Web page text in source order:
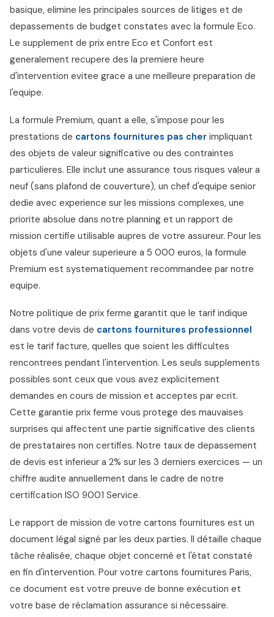
basique, elimine les principales sources de litiges et de
depassements de budget constates avec la formule Eco.
Le supplement de prix entre Eco et Confort est
generalement recupere des la premiere heure
d'intervention evitee grace a une meilleure preparation de
l'equipe.
La formule Premium, quant a elle, s'impose pour les
prestations de cartons fournitures pas cher impliquant
des objets de valeur significative ou des contraintes
particulieres. Elle inclut une assurance tous risques valeur a
neuf (sans plafond de couverture), un chef d'equipe senior
dedie avec experience sur les missions complexes, une
priorite absolue dans notre planning et un rapport de
mission certifie utilisable aupres de votre assureur. Pour les
objets d'une valeur superieure a 5 000 euros, la formule
Premium est systematiquement recommandee par notre
equipe.
Notre politique de prix ferme garantit que le tarif indique
dans votre devis de cartons fournitures professionnel
est le tarif facture, quelles que soient les difficultes
rencontrees pendant l'intervention. Les seuls supplements
possibles sont ceux que vous avez explicitement
demandes en cours de mission et acceptes par ecrit.
Cette garantie prix ferme vous protege des mauvaises
surprises qui affectent une partie significative des clients
de prestataires non certifies. Notre taux de depassement
de devis est inferieur a 2% sur les 3 derniers exercices — un
chiffre audite annuellement dans le cadre de notre
certification ISO 9001 Service.
Le rapport de mission de votre cartons fournitures est un
document légal signé par les deux parties. Il détaille chaque
tâche réalisée, chaque objet concerné et l'état constaté
en fin d'intervention. Pour votre cartons fournitures Paris,
ce document est votre preuve de bonne exécution et
votre base de réclamation assurance si nécessaire.